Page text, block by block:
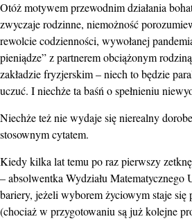
Otóż motywem przewodnim działania
zwyczaje rodzinne, niemożność
rewolcie codzienności, wywołanej
pieniądze” z partnerem obciążonym
zakładzie fryzjerskim – niech to będzie
uczuć. I niechże ta baśń o spełnieniu
Niechże też nie wydaje się nierealny
stosownym cytatem.
Kiedy kilka lat temu po raz pierwszy
– absolwentka Wydziału
bariery, jeżeli wyborem życiowym staje
(chociaż w przygotowaniu są już kolejne